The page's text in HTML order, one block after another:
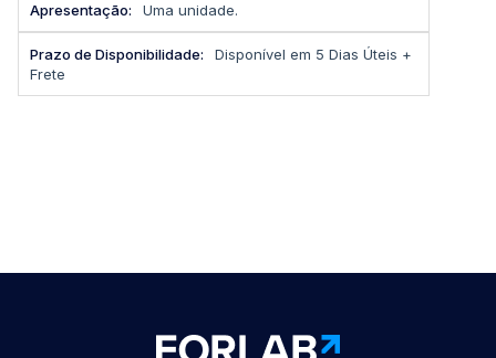
Uma unidade.
Disponível em 5 Dias Úteis +
Frete